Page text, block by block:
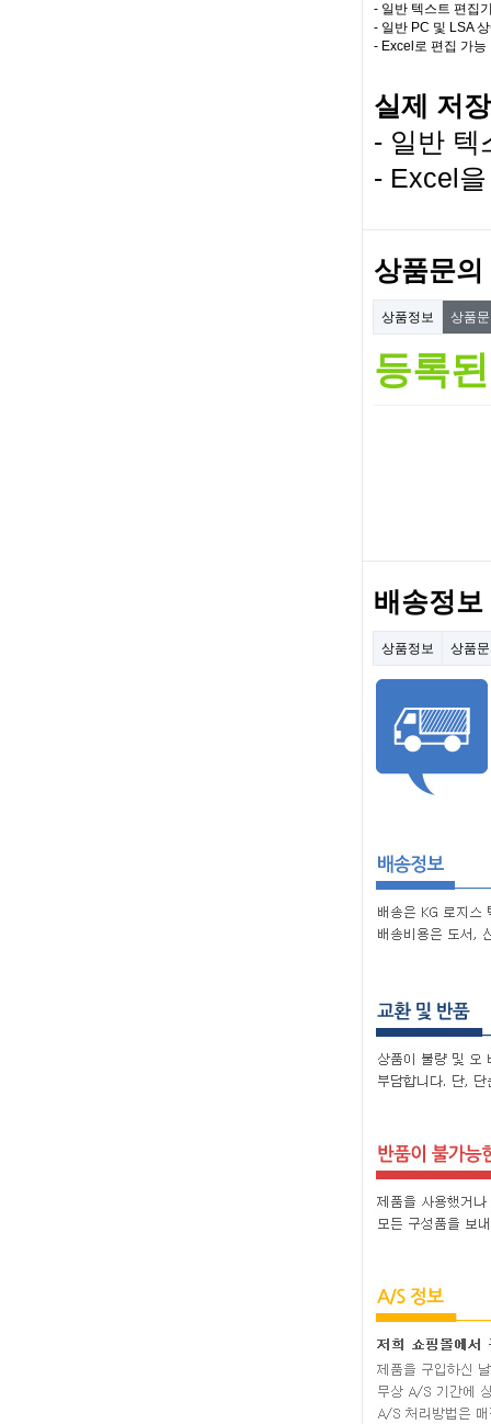
- 일반 텍스트 편집
- 일반 PC 및 LSA
- Excel로 편집 가능
실제 저
- 일반 텍
- Excel
상품문의
상품정보 상품
등록
배송정보
상품정보 상품